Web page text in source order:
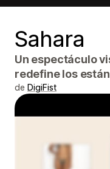
Sahara
Un espectáculo
redefine los
de DigiFist